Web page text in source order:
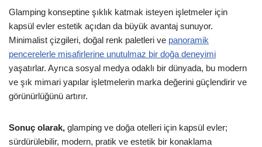
Glamping konseptine şıklık katmak isteyen işletmeler için
kapsül evler estetik açıdan da büyük avantaj sunuyor.
Minimalist çizgileri, doğal renk paletleri ve panoramik
pencerelerle misafirlerine unutulmaz bir doğa deneyimi
yaşatırlar. Ayrıca sosyal medya odaklı bir dünyada, bu modern
ve şık mimari yapılar işletmelerin marka değerini güçlendirir ve
görünürlüğünü artırır.
Sonuç olarak, glamping ve doğa otelleri için kapsül evler;
sürdürülebilir, modern, pratik ve estetik bir konaklama